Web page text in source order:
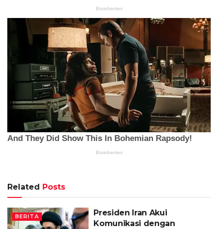
Related Posts
BERITA
Presiden Iran Akui
Komunikasi dengan